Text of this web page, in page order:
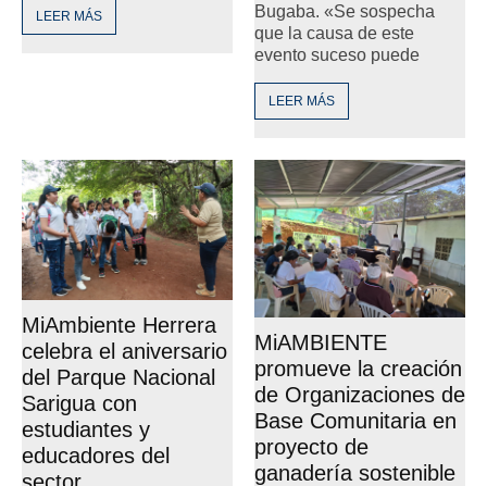
LEER MÁS
Bugaba. «Se sospecha
que la causa de este
evento suceso puede
LEER MÁS
MiAmbiente Herrera
celebra el aniversario
del Parque Nacional
Sarigua con
estudiantes y
educadores del
MiAMBIENTE
promueve la creación
de Organizaciones de
Base Comunitaria en
proyecto de
ganadería sostenible